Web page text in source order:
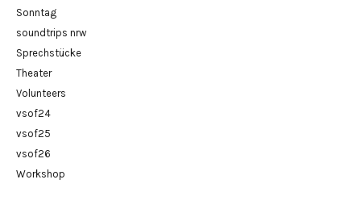
Sonntag
soundtrips nrw
Sprechstücke
Theater
Volunteers
vsof24
vsof25
vsof26
Workshop